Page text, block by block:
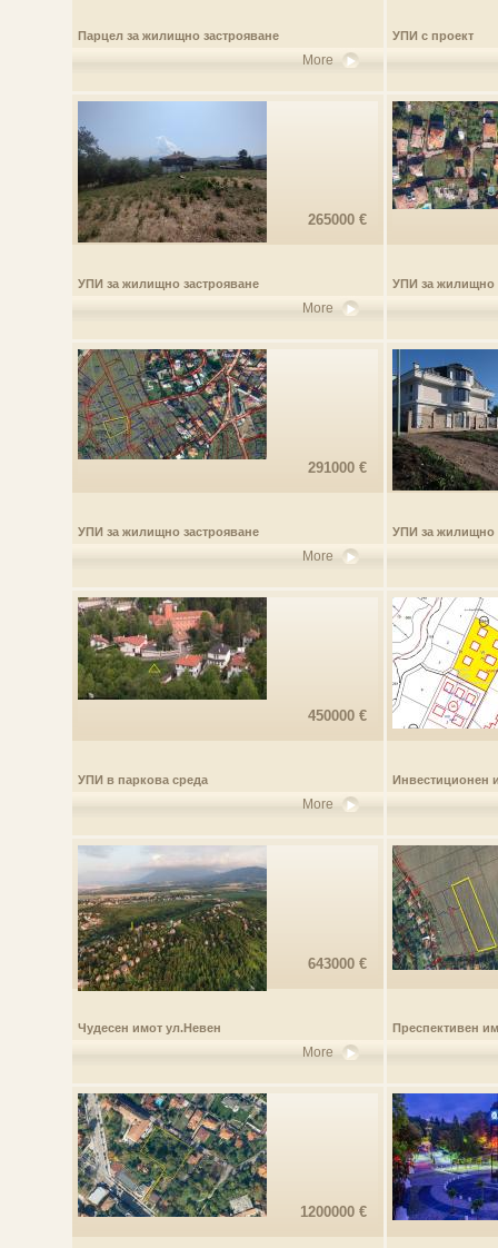
Парцел за жилищно застрояване
More
УПИ с проект
265000 €
УПИ за жилищно застрояване
More
УПИ за жилищно
291000 €
УПИ за жилищно застрояване
More
УПИ за жилищно
450000 €
УПИ в паркова среда
More
Инвестиционен
643000 €
Чудесен имот ул.Невен
More
Преспективен
1200000 €